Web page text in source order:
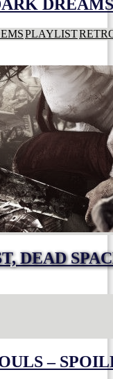
PLAYLIST
DEAD
–